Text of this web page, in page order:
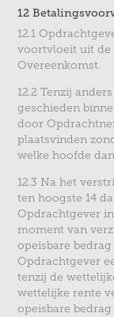
12
12.1
voortvloeit uit de
Overeenkomst.
12.2 Tenzij
geschieden
door
plaatsvinden
welke hoofde
12.3 Na het
ten hoogste 14
Opdrachtgever
moment van
opeisbare
Opdrachtgever
tenzij de
wettelijke rente
opeisbare